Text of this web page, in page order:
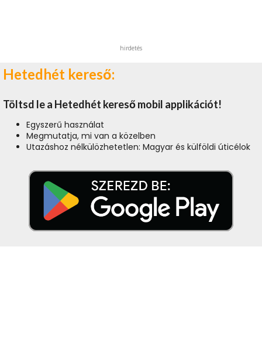
hirdetés
Hetedhét kereső:
Töltsd le a Hetedhét kereső mobil applikációt!
Egyszerű használat
Megmutatja, mi van a közelben
Utazáshoz nélkülözhetetlen: Magyar és külföldi úticélok